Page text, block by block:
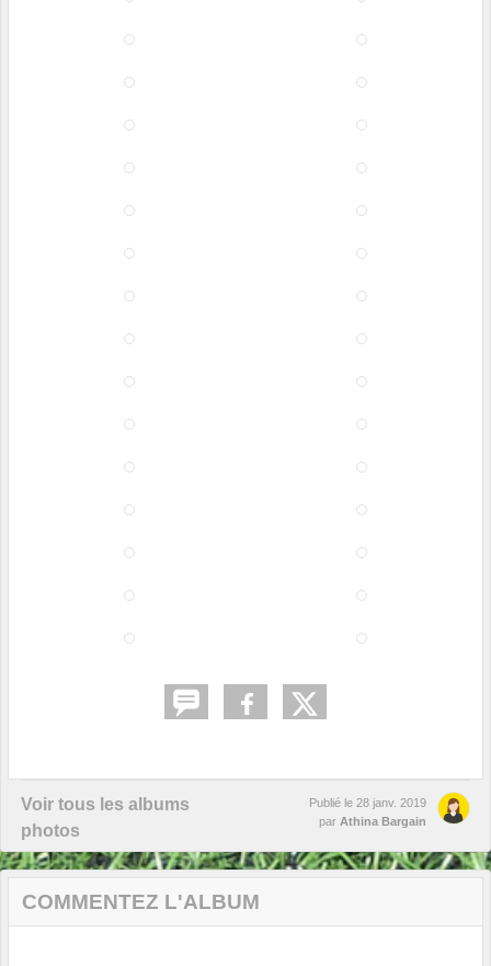
Voir tous les albums
photos
Publié le 28 janv. 2019
par Athina Bargain
COMMENTEZ L'ALBUM